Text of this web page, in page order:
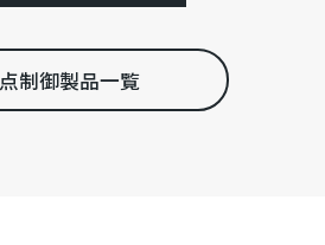
制御製品一覧